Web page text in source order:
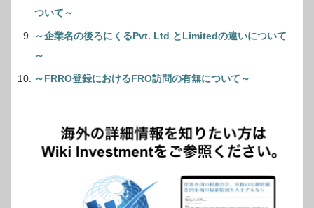
ついて～
～企業名の後ろにくるPvt. Ltd とLimitedの違いについて
～
～FRRO登録におけるFRO訪問の有無について～